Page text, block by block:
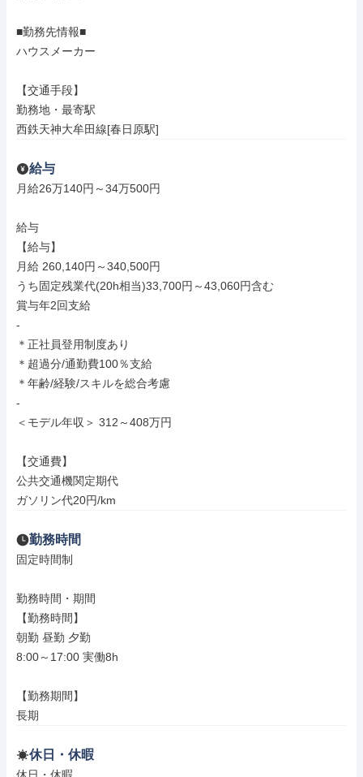
■勤務先情報■
ハウスメーカー
【交通手段】
勤務地・最寄駅
西鉄天神大牟田線[春日原駅]
給与
月給26万140円～34万500円
給与
【給与】
月給 260,140円～340,500円
うち固定残業代(20h相当)33,700円～43,060円含む
賞与年2回支給
-
＊正社員登用制度あり
＊超過分/通勤費100％支給
＊年齢/経験/スキルを総合考慮
-
＜モデル年収＞ 312～408万円
【交通費】
公共交通機関定期代
ガソリン代20円/km
勤務時間
固定時間制
勤務時間・期間
【勤務時間】
朝勤 昼勤 夕勤
8:00～17:00 実働8h
【勤務期間】
長期
休日・休暇